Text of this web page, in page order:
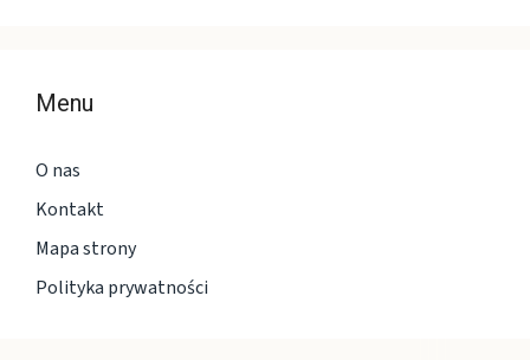
Menu
O nas
Kontakt
Mapa strony
Polityka prywatności